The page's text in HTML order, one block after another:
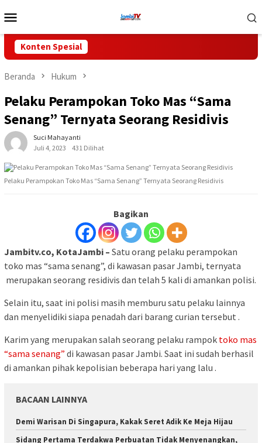
ke
Mobile
Konten Spesial
Beranda Hukum
Pelaku Perampokan Toko Mas “Sama
Senang” Ternyata Seorang Residivis
Suci Mahayanti
Juli 4, 2023
431 Dilihat
Pelaku Perampokan Toko Mas “Sama Senang” Ternyata Seorang Residivis
Bagikan
Jambitv.co, KotaJambi – Satu orang pelaku perampokan
toko mas “sama senang”, di kawasan pasar Jambi, ternyata
merupakan seorang residivis dan telah 5 kali di amankan polisi.
Selain itu, saat ini polisi masih memburu satu pelaku lainnya
dan menyelidiki siapa penadah dari barang curian tersebut .
Karim yang merupakan salah seorang pelaku rampok toko mas
“sama senang” di kawasan pasar Jambi. Saat ini sudah berhasil
di amankan pihak kepolisian beberapa hari yang lalu .
BACAAN LAINNYA
Demi Warisan Di Singapura, Kakak Seret Adik Ke Meja Hijau
Sidang Pertama Terdakwa Perbuatan Tidak Menyenangkan,